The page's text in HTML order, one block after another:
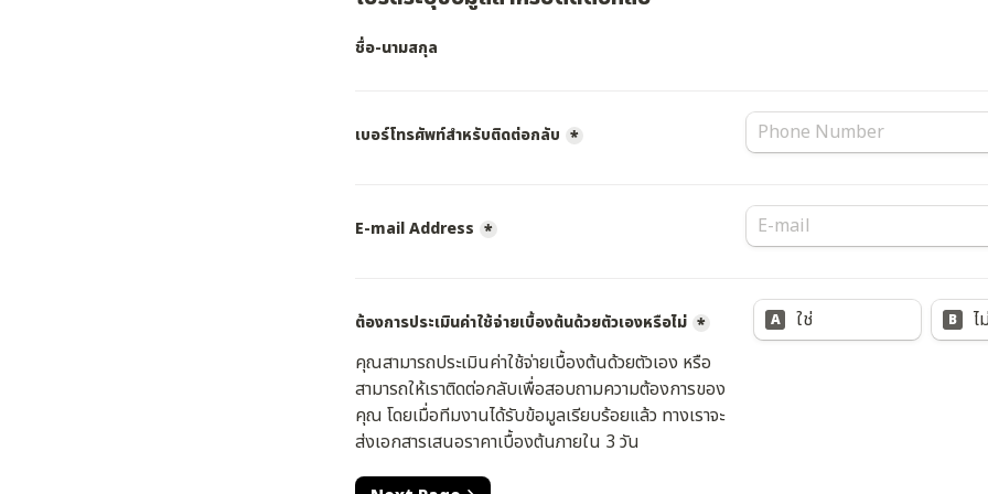
ชื่อ-นามสกุล
เบอร์โทรศัพท์สำหรับติดต่อกลับ *
E-mail Address *
ต้องการประเมินค่าใช้จ่ายเบื้องต้นด้วยตัวเองหรือไม่ *
คุณสามารถประเมินค่าใช้จ่ายเบื้องต้นด้วยตัวเอง หรือ
สามารถให้เราติดต่อกลับเพื่อสอบถามความต้องการของ
คุณ โดยเมื่อทีมงานได้รับข้อมูลเรียบร้อยแล้ว ทางเราจะ
ส่งเอกสารเสนอราคาเบื้องต้นภายใน 3 วัน
A ใช่ B ไ